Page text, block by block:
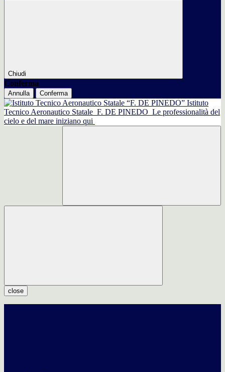
Chiudi
Conferma
Annulla Conferma
Istituto
Tecnico Aeronautico Statale F. DE PINEDO Le professionalità del
cielo e del mare iniziano qui
close